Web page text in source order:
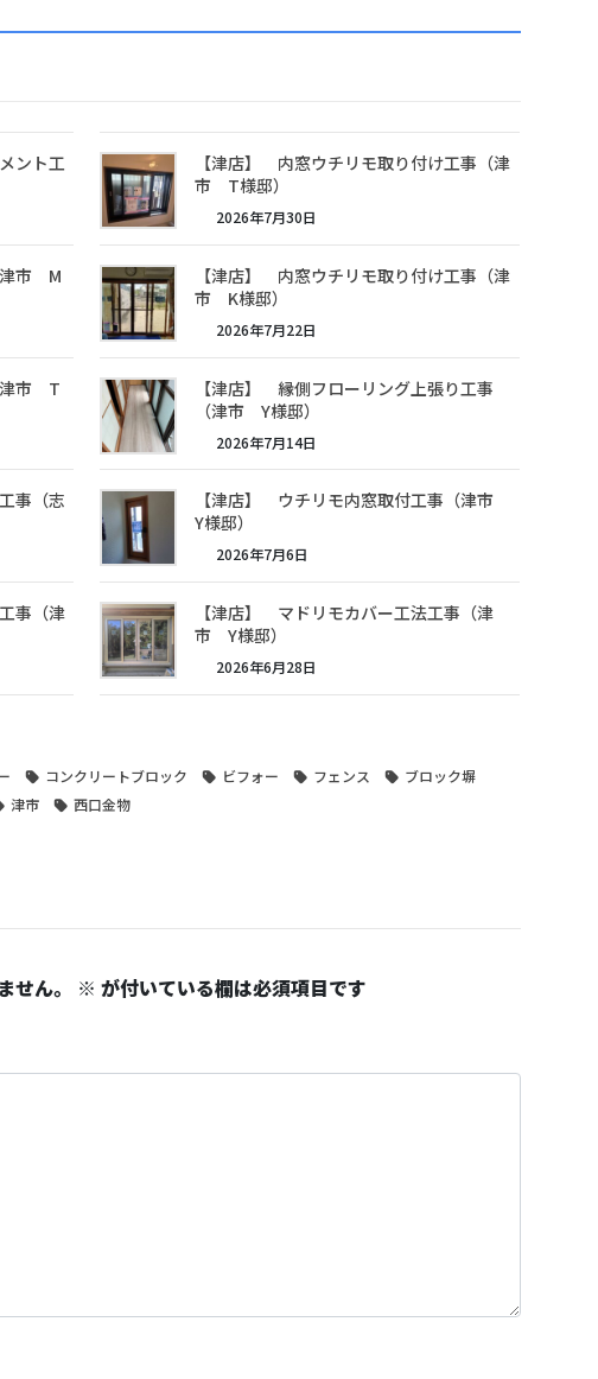
ント工
【津店】 内窓ウチリモ取り付け工事（津
市 T様邸）
2026年7月30日
津市 M
【津店】 内窓ウチリモ取り付け工事（津
市 K様邸）
2026年7月22日
津市 T
【津店】 縁側フローリング上張り工事
（津市 Y様邸）
2026年7月14日
事（志
【津店】 ウチリモ内窓取付工事（津市
Y様邸）
2026年7月6日
事（津
【津店】 マドリモカバー工法工事（津
市 Y様邸）
2026年6月28日
コンクリートブロック ビフォー フェンス
ブロック塀
津市 西口金物
ん。 ※ が付いている欄は必須項目です